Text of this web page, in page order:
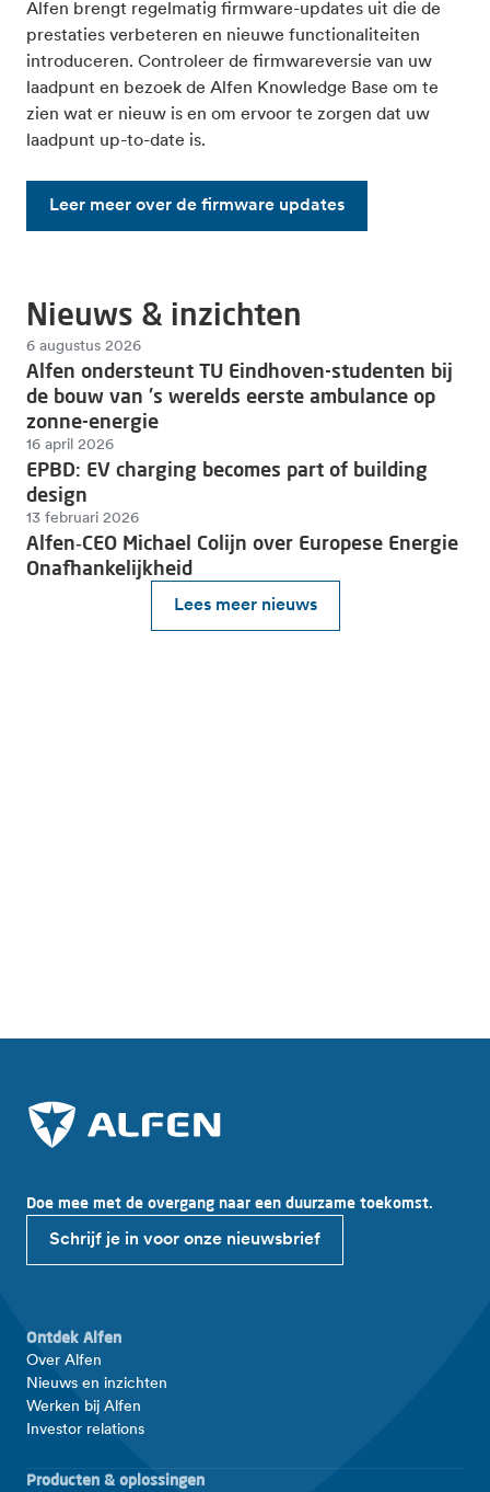
Alfen brengt regelmatig firmware-updates uit die de
prestaties verbeteren en nieuwe functionaliteiten
introduceren. Controleer de firmwareversie van uw
laadpunt en bezoek de Alfen Knowledge Base om te
zien wat er nieuw is en om ervoor te zorgen dat uw
laadpunt up-to-date is.
Leer meer over de firmware updates
Nieuws & inzichten
Lees meer nieuws
6 augustus 2026
Alfen ondersteunt TU Eindhoven-studenten bij
de bouw van 's werelds eerste ambulance op
zonne-energie
16 april 2026
EPBD: EV charging becomes part of building
design
13 februari 2026
Alfen‑CEO Michael Colijn over Europese Energie
Onafhankelijkheid
Doe mee met de overgang naar een duurzame toekomst.
Schrijf je in voor onze nieuwsbrief
Ontdek Alfen
Over Alfen
Nieuws en inzichten
Werken bij Alfen
Investor relations
Producten & oplossingen